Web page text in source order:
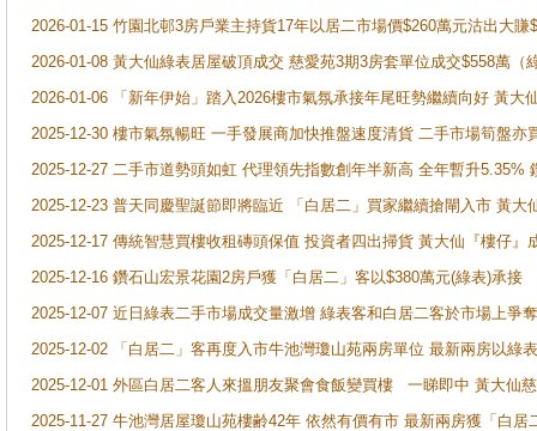
2026-01-15 竹園北邨3房戶業主持貨17年以居二市場價$260萬元沽出大賺
2026-01-08 黃大仙綠表居屋破頂成交 慈愛苑3期3房套單位成交$558萬（
2026-01-06 「新年伊始」踏入2026樓市氣氛承接年尾旺勢繼續向好 黃
2025-12-30 樓市氣氛暢旺 一手發展商加快推盤速度清貨 二手市場筍盤
2025-12-27 二手市道勢頭如虹 代理領先指數創年半新高 全年暫升5.35%
2025-12-23 普天同慶聖誕節即將臨近 「白居二」買家繼續搶閘入市 黃
2025-12-17 傳統智慧買樓收租磚頭保值 投資者四出掃貨 黃大仙『樓仔
2025-12-16 鑽石山宏景花園2房戶獲「白居二」客以$380萬元(綠表)承接
2025-12-07 近日綠表二手市場成交量激增 綠表客和白居二客於市場上
2025-12-02 「白居二」客再度入市牛池灣瓊山苑兩房單位 最新兩房以綠
2025-12-01 外區白居二客人來搵朋友聚會食飯變買樓 一睇即中 黃大仙
2025-11-27 牛池灣居屋瓊山苑樓齢42年 依然有價有市 最新兩房獲「白居